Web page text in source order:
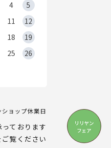
リリヤン
フェア
4
5
11
12
18
19
25
26
ョップ休業日
ております
ご覧ください